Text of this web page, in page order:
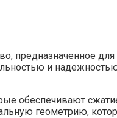
предназначенное
и
обеспечивают
геометрию,